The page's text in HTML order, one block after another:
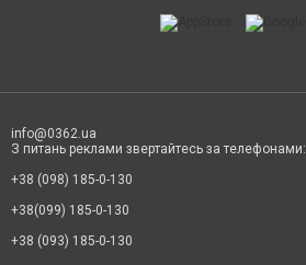
info@0362.ua
З питань реклами звертайтесь за телефонами:
+38 (098) 185-0-130
+38(099) 185-0-130
+38 (093) 185-0-130